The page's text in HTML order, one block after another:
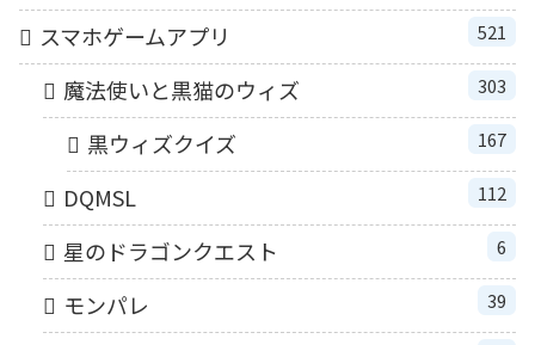
スマホゲームアプリ 521
魔法使いと黒猫のウィズ 303
黒ウィズクイズ 167
DQMSL 112
星のドラゴンクエスト 6
モンパレ 39